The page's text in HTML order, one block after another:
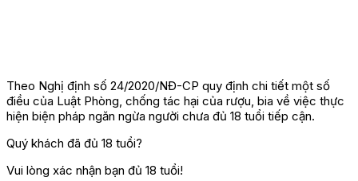
Theo Nghị định số 24/2020/NĐ-CP quy định chi tiết một số
điều của Luật Phòng, chống tác hại của rượu, bia về việc thực
hiện biện pháp ngăn ngừa người chưa đủ 18 tuổi tiếp cận.
Quý khách đã đủ 18 tuổi?
Vui lòng xác nhận bạn đủ 18 tuổi!